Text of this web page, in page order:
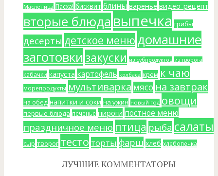
Масленица Пасха! бисквит блины варенье видео-рецепт
вторые блюдавыпечка грибы
десерты детское меню домашние
заготовкизакуски из субпродуктов из творога
кабачки капуста картофель колбаса крем к чаю
морепродукты мультиварка мясо на завтрак
на обед напитки и соки на ужин новый год овощи
первые блюда печенье пироги постное меню
праздничное меню птица рыба салаты
сыр творог тесто торты фарш хлеб хлебопечка
ЛУЧШИЕ КОММЕНТАТОРЫ